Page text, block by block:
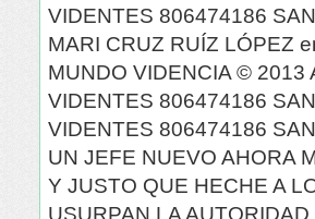
VIDENTES 806474186
MARI CRUZ RUÍZ LÓPEZ
MUNDO VIDENCIA © 2013
VIDENTES 806474186
VIDENTES 806474186
UN JEFE NUEVO AHORA
Y JUSTO QUE HECHE A
USURPAN LA